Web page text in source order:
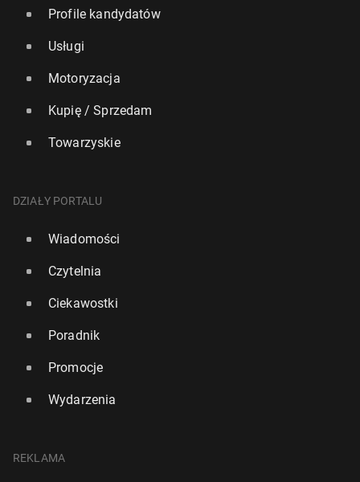
Profile kandydatów
Usługi
Motoryzacja
Kupię / Sprzedam
Towarzyskie
DZIAŁY PORTALU
Wiadomości
Czytelnia
Ciekawostki
Poradnik
Promocje
Wydarzenia
REKLAMA